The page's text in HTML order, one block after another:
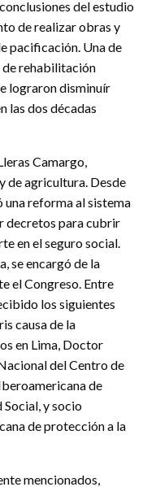
del estudio
de realizar obras y
pacificación. Una de
de rehabilitación
lograron disminuír
las dos décadas
Camargo,
de agricultura. Desde
reforma al sistema
decretos para cubrir
en el seguro social.
se encargó de la
el Congreso. Entre
los siguientes
causa de la
en Lima, Doctor
del Centro de
de
y socio
de protección a la
mencionados,